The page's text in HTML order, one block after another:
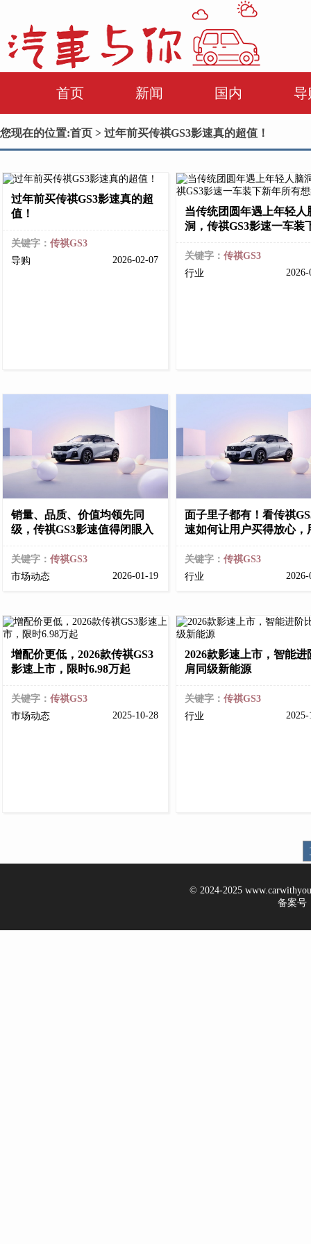
首页 新闻 国内 导
您现在的位置:首页 > 过年前买传祺GS3影速真的超值！
过年前买传祺GS3影速真的超
值！
关键字： 传祺GS3
导购
2026-02-07
当传统团圆年遇上年轻人
洞，传祺GS3影速一车装
关键字： 传祺GS3
行业
销量、品质、价值均领先同
级，传祺GS3影速值得闭眼入
关键字： 传祺GS3
市场动态
2026-01-19
面子里子都有！看传祺
速如何让用户买得放心，
关键字： 传祺GS3
行业
增配价更低，2026款传祺GS3
影速上市，限时6.98万起
关键字： 传祺GS3
市场动态
2025-10-28
2026款影速上市，智能进
肩同级新能源
关键字： 传祺GS3
行业
© 2024-2025
备案号